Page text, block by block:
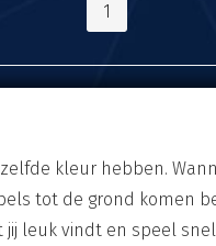
1
kleur hebben.
tot de grond komen
jij leuk vindt en speel